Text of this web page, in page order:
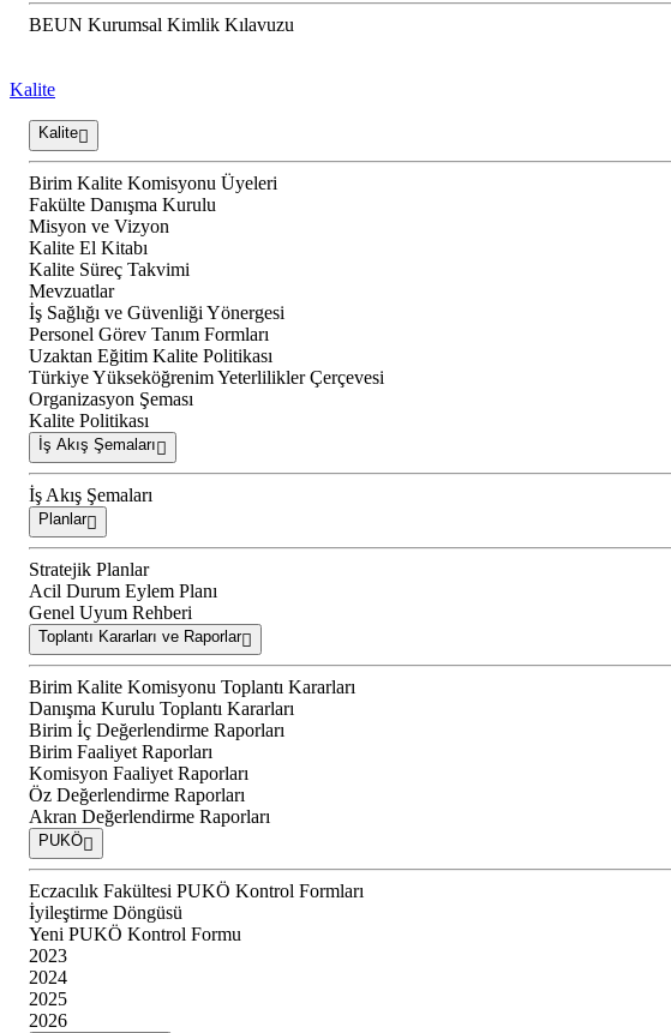
BEUN Kurumsal Kimlik Kılavuzu
Kalite
Kalite
Birim Kalite Komisyonu Üyeleri
Fakülte Danışma Kurulu
Misyon ve Vizyon
Kalite El Kitabı
Kalite Süreç Takvimi
Mevzuatlar
İş Sağlığı ve Güvenliği Yönergesi
Personel Görev Tanım Formları
Uzaktan Eğitim Kalite Politikası
Türkiye Yükseköğrenim Yeterlilikler Çerçevesi
Organizasyon Şeması
Kalite Politikası
İş Akış Şemaları
İş Akış Şemaları
Planlar
Stratejik Planlar
Acil Durum Eylem Planı
Genel Uyum Rehberi
Toplantı Kararları ve Raporlar
Birim Kalite Komisyonu Toplantı Kararları
Danışma Kurulu Toplantı Kararları
Birim İç Değerlendirme Raporları
Birim Faaliyet Raporları
Komisyon Faaliyet Raporları
Öz Değerlendirme Raporları
Akran Değerlendirme Raporları
PUKÖ
Eczacılık Fakültesi PUKÖ Kontrol Formları
İyileştirme Döngüsü
Yeni PUKÖ Kontrol Formu
2023
2024
2025
2026